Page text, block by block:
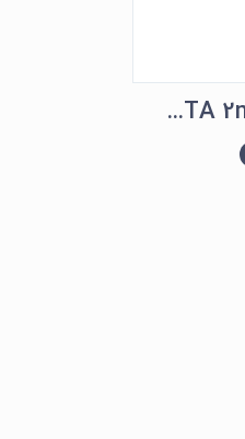
لوله CBC K2 EDTA 2ml 12*56mm الکا نانو مدل غیر وکیوم